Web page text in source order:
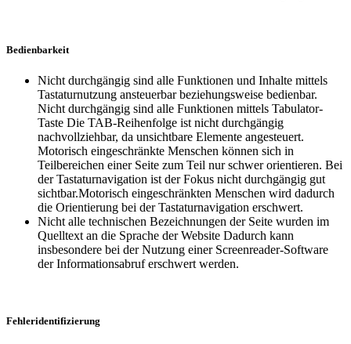
Bedienbarkeit
Nicht durchgängig sind alle Funktionen und Inhalte mittels
Tastaturnutzung ansteuerbar beziehungsweise bedienbar.
Nicht durchgängig sind alle Funktionen mittels Tabulator-
Taste Die TAB-Reihenfolge ist nicht durchgängig
nachvollziehbar, da unsichtbare Elemente angesteuert.
Motorisch eingeschränkte Menschen können sich in
Teilbereichen einer Seite zum Teil nur schwer orientieren. Bei
der Tastaturnavigation ist der Fokus nicht durchgängig gut
sichtbar.Motorisch eingeschränkten Menschen wird dadurch
die Orientierung bei der Tastaturnavigation erschwert.
Nicht alle technischen Bezeichnungen der Seite wurden im
Quelltext an die Sprache der Website Dadurch kann
insbesondere bei der Nutzung einer Screenreader-Software
der Informationsabruf erschwert werden.
Fehleridentifizierung